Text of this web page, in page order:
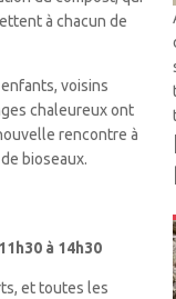
à chacun de
voisins
chaleureux ont
rencontre à
bioseaux.
à 14h30
et toutes les